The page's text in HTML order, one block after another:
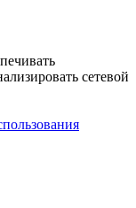
сетевой